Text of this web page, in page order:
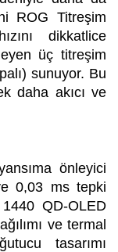
ROG Titreşim
dikkatlice
üç titreşim
sunuyor. Bu
daha akıcı ve
önleyici
0,03 ms tepki
QD-OLED
ve termal
tasarımı